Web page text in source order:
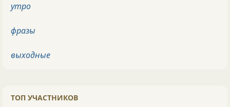
утро
фразы
выходные
ТОП УЧАСТНИКОВ